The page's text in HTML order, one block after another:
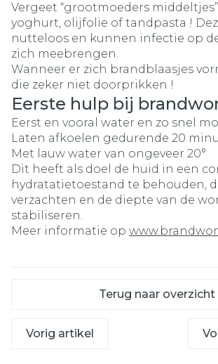
Vergeet “grootmoeders
yoghurt, olijfolie of tandpasta !
nutteloos en kunnen infectie op
zich meebrengen.
Wanneer er zich brandblaasjes
die zeker niet doorprikken !
Eerste hulp bij
Eerst en vooral water en zo snel
Laten afkoelen gedurende 20
Met lauw water van ongeveer 20°
Dit heeft als doel de huid in een
hydratatietoestand te behouden,
verzachten en de diepte van de
stabiliseren.
Meer informatie op
Terug naar overzicht
Vorig artikel